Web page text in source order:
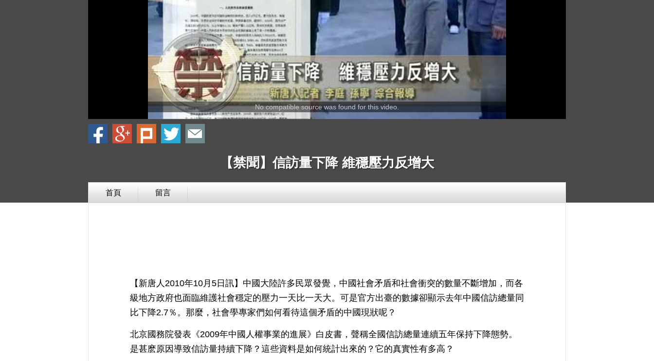
No compatible source was found for this video.
【禁聞】信訪量下降 維穩壓力反增大
首頁 留言
【新唐人2010年10月5日訊】中國大陸許多民眾發覺，中國社會矛盾和社會衝突的數量不斷增加，而各
級地方政府也面臨維護社會穩定的壓力一天比一天大。可是官方出臺的數據卻顯示去年中國信訪總量同
比下降2.7％。那麼，社會學專家們如何看待這個矛盾的中國現狀呢？
北京國務院發表《2009年中國人權事業的進展》白皮書，聲稱全國信訪總量連續五年保持下降態勢。
是甚麽原因導致信訪量持續下降？這些資料是如何統計出來的？它的真實性有多高？